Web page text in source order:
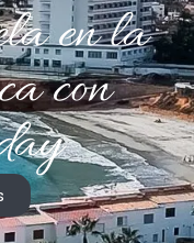
en la
con